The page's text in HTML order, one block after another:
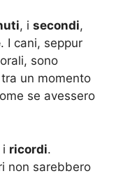
, i secondi,
. I cani, seppur
sono
un momento
se avessero
ricordi.
non sarebbero